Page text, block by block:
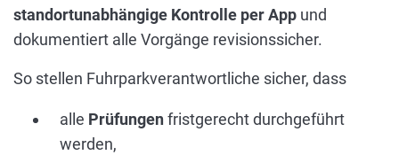
standortunabhängige Kontrolle per App und
dokumentiert alle Vorgänge revisionssicher.
So stellen Fuhrparkverantwortliche sicher, dass
alle Prüfungenfristgerecht durchgeführt
werden,